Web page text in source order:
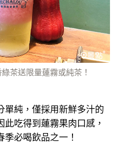
茶送限量蓮霧或純茶！
單純，僅採用新鮮多汁的
吃得到蓮霧果肉口感，
必喝飲品之一！